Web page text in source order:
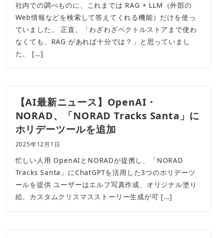
社内での調べものに、これまでは RAG + LLM（外部の
Web情報などを検索して答えてくれる機能）だけを使っ
ていました。 正直、「わざわざベクトルストアまで使わ
なくても、RAG があれば十分では？」と思っていまし
た。 […]
【AI最新ニュース】OpenAI・
NORAD、「NORAD Tracks Santa」に
ホリデーツールを追加
2025年12月1日
忙しい人用 OpenAIとNORADが提携し、「NORAD
Tracks Santa」にChatGPTを活用した3つのホリデーツ
ールを提供 ユーザーはエルフ写真作成、オリジナル塗り
絵、カスタムクリスマスストーリー生成が可 […]